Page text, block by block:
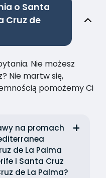
o Santa
Cruz de
Nie możesz
Nie martw się,
pomożemy Ci
na promach
de La Palma
i Santa Cruz
de La Palma?